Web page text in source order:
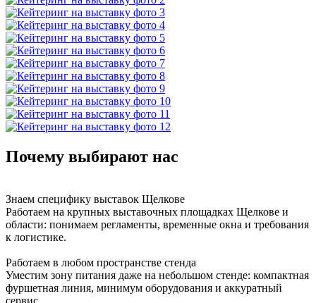
Почему выбирают нас
Знаем специфику выставок Щелкове
Работаем на крупных выставочных площадках Щелкове и
области: понимаем регламенты, временные окна и требования
к логистике.
Работаем в любом пространстве стенда
Уместим зону питания даже на небольшом стенде: компактная
фуршетная линия, минимум оборудования и аккуратный
сервис.